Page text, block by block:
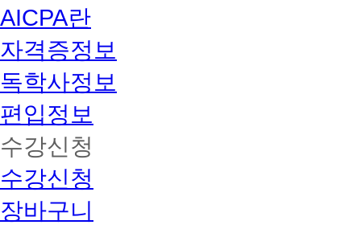
AICPA란
자격증정보
독학사정보
편입정보
수강신청
수강신청
장바구니